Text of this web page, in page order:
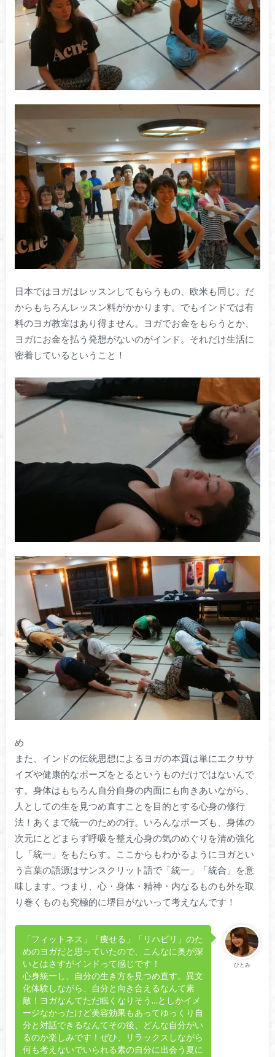
日本ではヨガはレッスンしてもらうもの、欧米も同じ。だ
からもちろんレッスン料がかかります。でもインドでは有
料のヨガ教室はあり得ません。ヨガでお金をもらうとか、
ヨガにお金を払う発想がないのがインド。それだけ生活に
密着しているということ！
め
また、インドの伝統思想によるヨガの本質は単にエクササ
イズや健康的なポーズをとるというものだけではないんで
す。身体はもちろん自分自身の内面にも向きあいながら、
人としての生を見つめ直すことを目的とする心身の修行
法！あくまで統一のための行。いろんなポーズも、身体の
次元にとどまらず呼吸を整え心身の気のめぐりを清め強化
し「統一」をもたらす。ここからもわかるようにヨガとい
う言葉の語源はサンスクリット語で「統一」「統合」を意
味します。つまり、心・身体・精神・内なるものも外を取
り巻くものも究極的に堺目がないって考えなんです！
ひとみ
「フィットネス」「痩せる」「リハビリ」のた
めのヨガだと思っていたので、こんなに奥が深
いとはさすがインドって感じです！
心身統一し、自分の生き方を見つめ直す。異文
化体験しながら、自分と向き合えるなんて素
敵！ヨガなんてただ眠くなりそう…としかイメ
ージなかったけど美容効果もあってゆっくり自
分と対話できるなんてその後、どんな自分がい
るのか楽しみです！ぜひ、リラックスしながら
何も考えないでいられる素の自分に出会う夏に